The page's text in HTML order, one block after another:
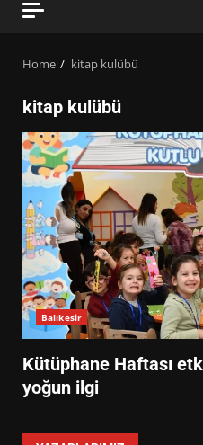
Home kitap kulübü
kitap kulübü
Balıkesir
Kütüphane Haftası
yoğun ilgi